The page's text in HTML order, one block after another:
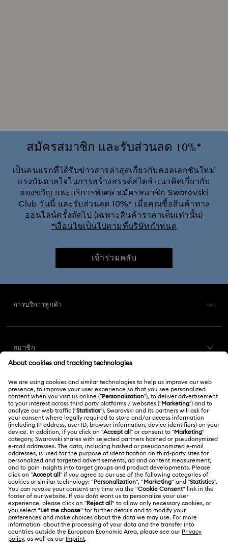
สมัครสมาชิก และรับส่วนลด 10%*
เป็นคนแรกที่ได้รับข่าวสารล่าสุดเกี่ยวกับคอลเลกชันใหม่
แรงบันดาลใจในการสร้างสรรค์สไตล์ แนวคิดเกี่ยวกับ
ของขวัญ และบริการพิเศษ สมัครสมาชิก Swarovski
Club วันนี้ และรับส่วนลด 10%* เมื่อคุณซื้อสินค้าทาง
ออนไลน์ครั้งถัดไป (เฉพาะสินค้าราคาเต็มเท่านั้น)
*เงื่อนไขเป็นไปตามที่บริษัทกำหนด
เข้าร่วมคลับ
การบริการลูกค้า
ยอดคงเหลือของบัตรของขวัญ
การส่งสินค้า
การส่งคืนและการเปลี่ยน
สถานะการซ่อม
ติดต่อเรา
คู่มือขนาด
ค้นหาร้านค้า
สมาชิก
Swarovski Club
Swarovski Crystal Society (SCS)
เกี่ยวกับเรา
เกี่ยวกับ Swarovski
งานและอาชีพ
Alumni Community
สำหรับมืออาชีพ
ไซต์แมป
Swarovski Created Diamonds
กฎหมาย
ข้อกำหนดการใช้งาน
ข้อกำหนดและเงื่อนไข
นโยบายด้านความเป็นส่วนตัว
ความยินยอมในการใช้คุกกี้
ประเทศไทย
English
ไทย